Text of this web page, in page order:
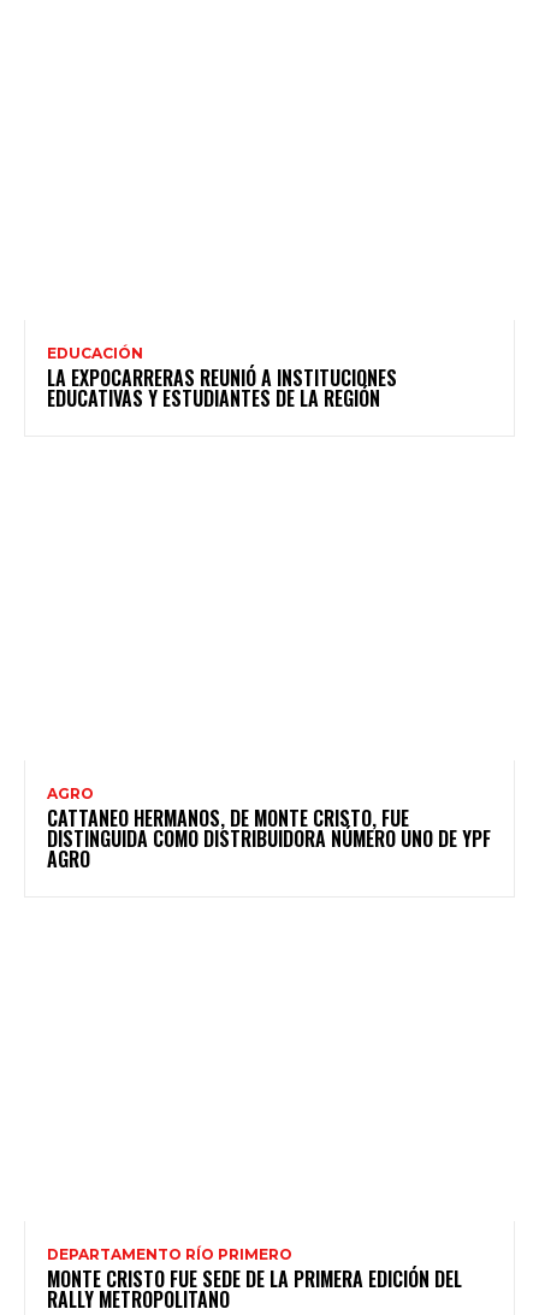
EDUCACIÓN
LA EXPOCARRERAS REUNIÓ A INSTITUCIONES
EDUCATIVAS Y ESTUDIANTES DE LA REGIÓN
AGRO
CATTANEO HERMANOS, DE MONTE CRISTO, FUE
DISTINGUIDA COMO DISTRIBUIDORA NÚMERO UNO DE YPF
AGRO
DEPARTAMENTO RÍO PRIMERO
MONTE CRISTO FUE SEDE DE LA PRIMERA EDICIÓN DEL
RALLY METROPOLITANO